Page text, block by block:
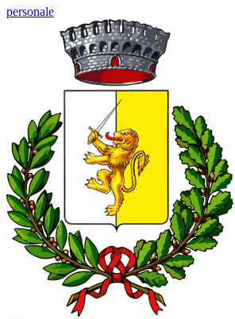
personale